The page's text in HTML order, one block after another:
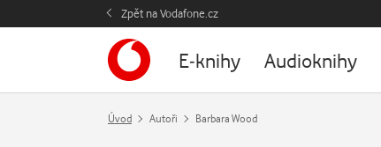
Zpět na Vodafone.cz
E-knihy Audioknihy
Úvod Autoři Barbara Wood